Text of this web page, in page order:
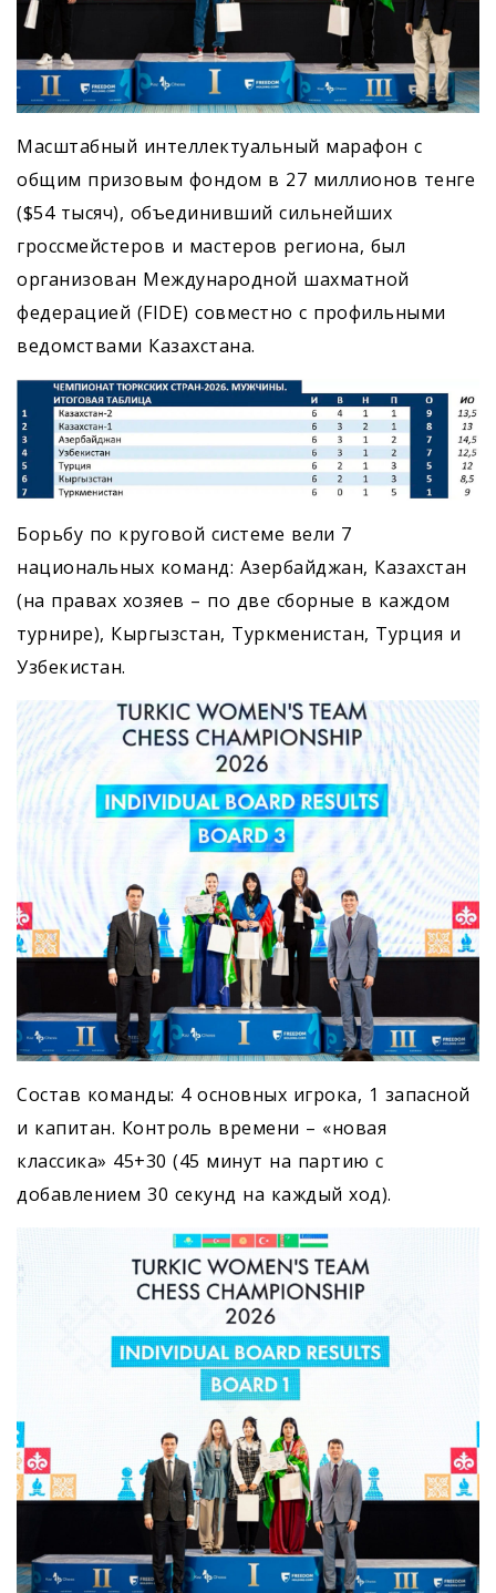
Масштабный интеллектуальный марафон с
общим призовым фондом в 27 миллионов тенге
($54 тысяч), объединивший сильнейших
гроссмейстеров и мастеров региона, был
организован Международной шахматной
федерацией (FIDE) совместно с профильными
ведомствами Казахстана.
Борьбу по круговой системе вели 7
национальных команд: Азербайджан, Казахстан
(на правах хозяев – по две сборные в каждом
турнире), Кыргызстан, Туркменистан, Турция и
Узбекистан.
Состав команды: 4 основных игрока, 1 запасной
и капитан. Контроль времени – «новая
классика» 45+30 (45 минут на партию с
добавлением 30 секунд на каждый ход).